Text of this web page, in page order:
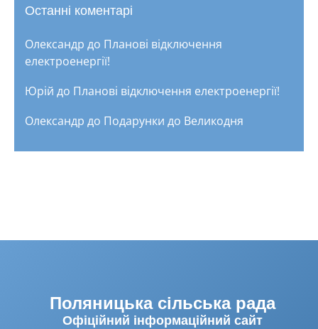
Останні коментарі
Олександр до Планові відключення
електроенергії!
Юрій до Планові відключення електроенергії!
Олександр до Подарунки до Великодня
Поляницька сільська рада
Офіційний інформаційний сайт